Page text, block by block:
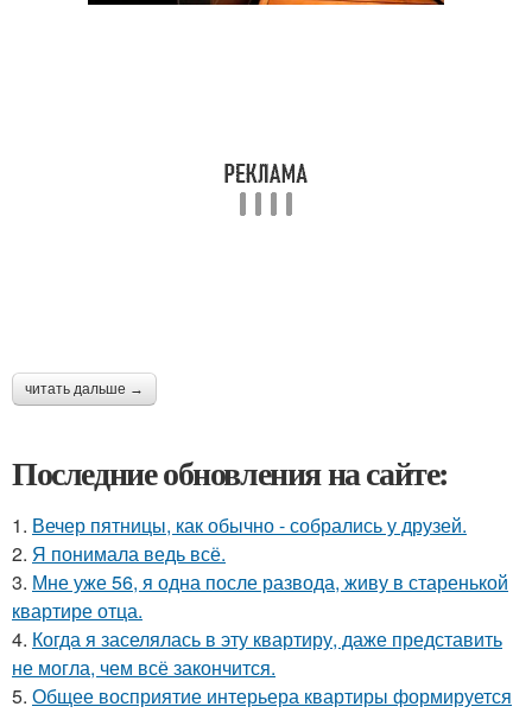
читать дальше →
Последние обновления на сайте:
1. Вечер пятницы, как обычно - собрались у друзей.
2. Я понимала ведь всё.
3. Мне уже 56, я одна после развода, живу в старенькой
квартире отца.
4. Когда я заселялась в эту квартиру, даже представить
не могла, чем всё закончится.
5. Общее восприятие интерьера квартиры формируется